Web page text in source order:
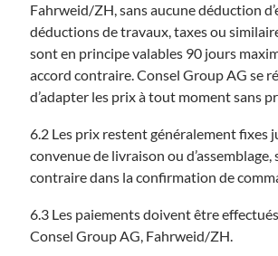
Fahrweid/ZH, sans aucune déduction
déductions de travaux, taxes ou
sont en principe valables 90 jours
accord contraire. Consel Group AG se
d’adapter les prix à tout moment sans
6.2 Les prix restent généralement fixes
convenue de livraison ou
contraire dans la confirmation de
6.3 Les paiements doivent être
Consel Group AG, Fahrweid/ZH.